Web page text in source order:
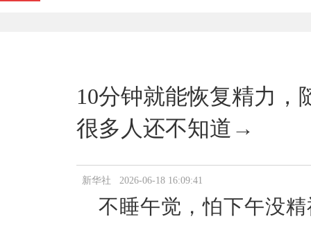
10分钟就能恢复精力，
很多人还不知道→
新华社 2026-06-18 16:09:41
不睡午觉，怕下午没